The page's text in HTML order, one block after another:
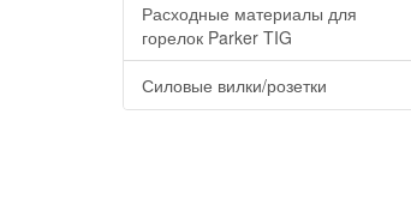
Расходные материалы для
горелок Parker TIG
Силовые вилки/розетки